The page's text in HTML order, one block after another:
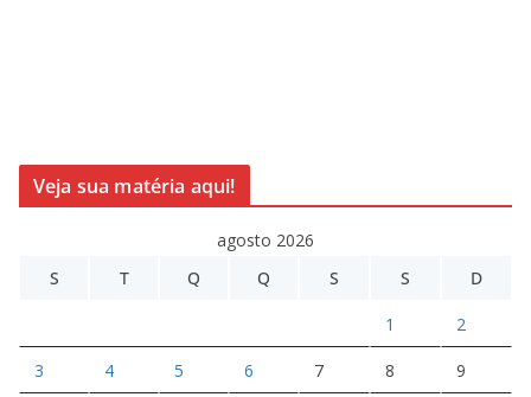
Veja sua matéria aqui!
agosto 2026
S
T Q Q S S D
1 2
3 4 5 6 7 8 9